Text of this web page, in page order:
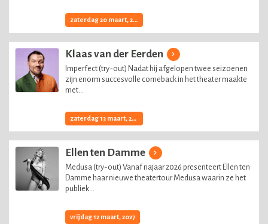
zaterdag 20 maart, 2027
Klaas van der Eerden
Imperfect (try-out) Nadat hij afgelopen twee seizoenen
zijn enorm succesvolle comeback in het theater maakte
met...
zaterdag 13 maart, 2027
Ellen ten Damme
Medusa (try-out) Vanaf najaar 2026 presenteert Ellen ten
Damme haar nieuwe theatertour Medusa waarin ze het
publiek...
vrijdag 12 maart, 2027